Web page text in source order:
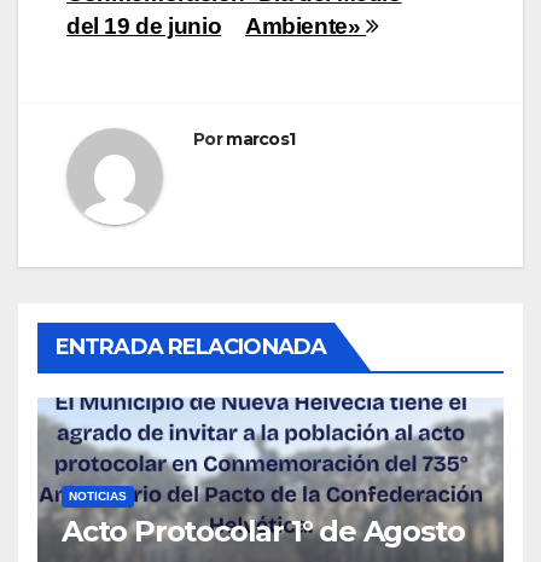
de
Ambiente»
del 19 de junio
Pormarcos1
ENTRADA RELACIONADA
NOTICIAS
Acto Protocolar 1° de Agosto